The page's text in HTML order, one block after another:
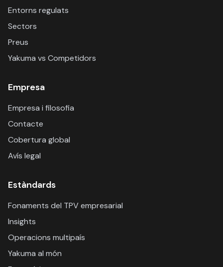
Entorns regulats
Sectors
Preus
Yakuma vs Competidors
Empresa
Empresa i filosofia
Contacte
Cobertura global
Avís legal
Estàndards
Fonaments del TPV empresarial
Insights
Operacions multipaís
Yakuma al món